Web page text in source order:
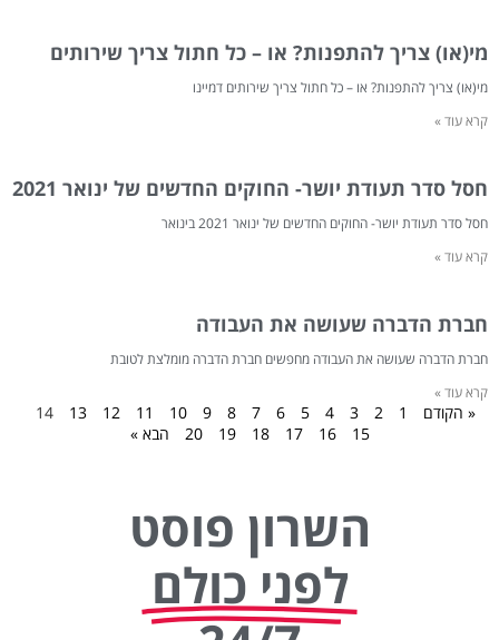
מי(או) צריך להתפנות? או – כל חתול צריך שירותים
מי(או) צריך להתפנות? או – כל חתול צריך שירותים דמיינו
קרא עוד »
חסל סדר תעודת יושר- החוקים החדשים של ינואר 2021
חסל סדר תעודת יושר- החוקים החדשים של ינואר 2021 בינואר
קרא עוד »
חברת הדברה שעושה את העבודה
חברת הדברה שעושה את העבודה מחפשים חברת הדברה מומלצת לטובת
קרא עוד »
« הקודם 1
2
3
4
5
6
7
8
9
10
11
12
13
14
15
16
17
18
19
20 הבא »
השרון פוסט
לפני כולם